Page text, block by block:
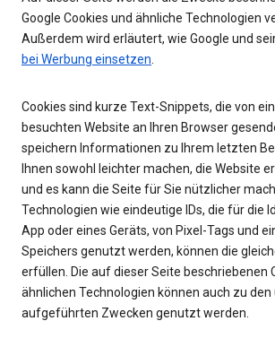
Google Cookies und ähnliche Technologien
Außerdem wird erläutert, wie Google und
bei Werbung einsetzen.
Cookies sind kurze Text-Snippets, die von
besuchten Website an Ihren Browser
speichern Informationen zu Ihrem letzten
Ihnen sowohl leichter machen, die Website
und es kann die Seite für Sie nützlicher
Technologien wie eindeutige IDs, die für die
App oder eines Geräts, von Pixel-Tags und
Speichers genutzt werden, können die
erfüllen. Die auf dieser Seite beschriebenen
ähnlichen Technologien können auch zu den
aufgeführten Zwecken genutzt werden.